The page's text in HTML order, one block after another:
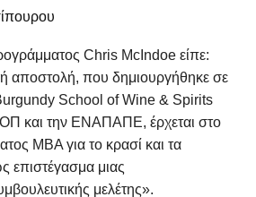
Chris McIndoe είπε:
αποστολή, που δημιουργήθηκε σε
School of Wine & Spirits
και την ΕΝΑΠΑΠΕ, έρχεται στο
MBA για το κρασί και τα
επιστέγασμα μιας
μελέτης».